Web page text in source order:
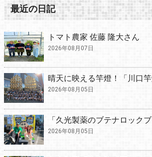
最近の日記
トマト農家 佐藤 隆大さん
2026年08月07日
晴天に映える竿燈！「川口竿
2026年08月05日
「久光製薬のブテナロックブ
2026年08月05日